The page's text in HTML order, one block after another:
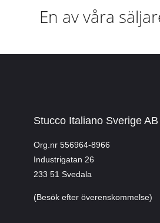
En av våra
Stucco Italiano Sverige AB
Org.nr 556964-8966
Industrigatan 26
233 51 Svedala
(Besök efter överenskommelse)